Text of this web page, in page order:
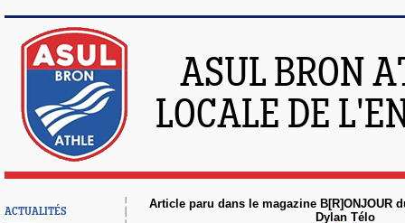
ASUL BRON
LOCALE DE
ACTUALITÉS
Article paru dans le magazine B[R]ONJOUR
Dylan Télo